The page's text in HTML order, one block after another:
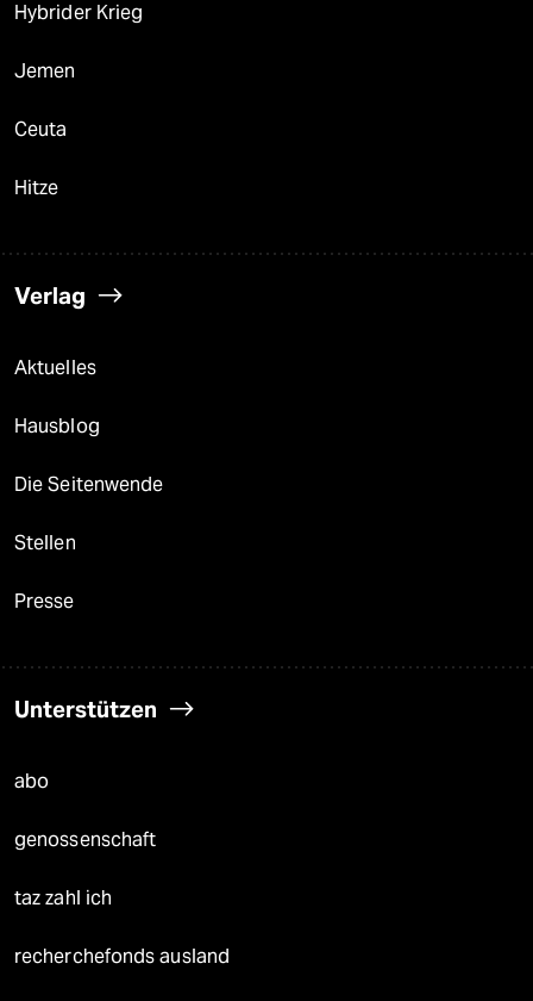
Hybrider Krieg
Jemen
Ceuta
Hitze
Verlag
Aktuelles
Hausblog
Die Seitenwende
Stellen
Presse
Unterstützen
abo
genossenschaft
taz zahl ich
recherchefonds ausland